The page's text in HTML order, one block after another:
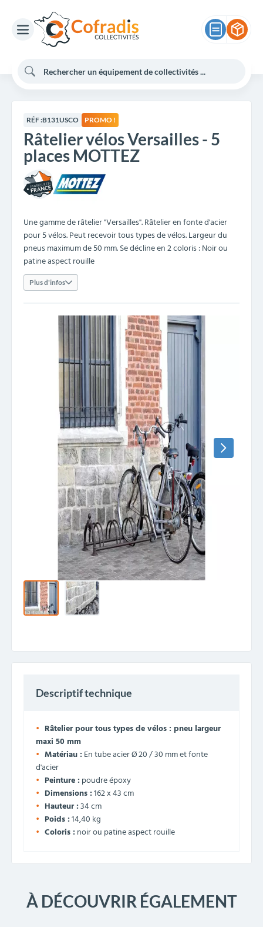
RÉF :B131USCO PROMO !
Râtelier vélos Versailles - 5
places MOTTEZ
Une gamme de râtelier "Versailles". Râtelier en fonte d'acier
pour 5 vélos. Peut recevoir tous types de vélos. Largeur du
pneus maximum de 50 mm. Se décline en 2 coloris : Noir ou
patine aspect rouille
Plus d'infos
Descriptif technique
Râtelier pour tous types de vélos : pneu largeur
maxi 50 mm
Matériau : En tube acier Ø 20 / 30 mm et fonte
d'acier
Peinture : poudre époxy
Dimensions :162 x 43 cm
Hauteur :34 cm
Poids :14,40 kg
Coloris : noir ou patine aspect rouille
À DÉCOUVRIR ÉGALEMENT